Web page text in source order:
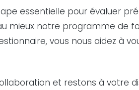
essentielle pour évaluer
mieux notre programme de
vous nous aidez à
et restons à votre